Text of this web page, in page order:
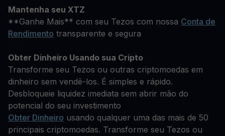
Mantenha seu XTZ
**Ganhe Mais** com seu Tezos com nossa Conta de
Rendimento transparente e segura
Obter Dinheiro Usando sua Cripto
Transforme seu Tezos ou outras criptomoedas em
dinheiro sem vendê-los. É simples e rápido.
Desbloqueie liquidez imediata sem abrir mão do
potencial do seu investimento
Obter Dinheiro usando qualquer uma das mais de 50
principais criptomoedas. Transforme seu Tezos ou